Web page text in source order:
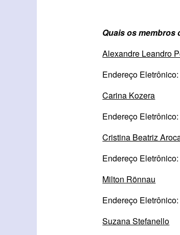
Quais os membros
Alexandre Leandro
Endereço
Carina Kozera
Endereço
Cristina Beatriz
Endereço
Milton Rönnau
Endereço Eletrônico:
Suzana Stefanello